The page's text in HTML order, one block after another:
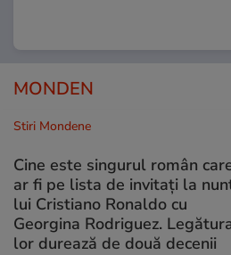
MONDEN
Stiri Mondene
Cine este singurul român
ar fi pe lista de invitați la
lui Cristiano Ronaldo cu
Georgina Rodriguez.
lor durează de două decenii